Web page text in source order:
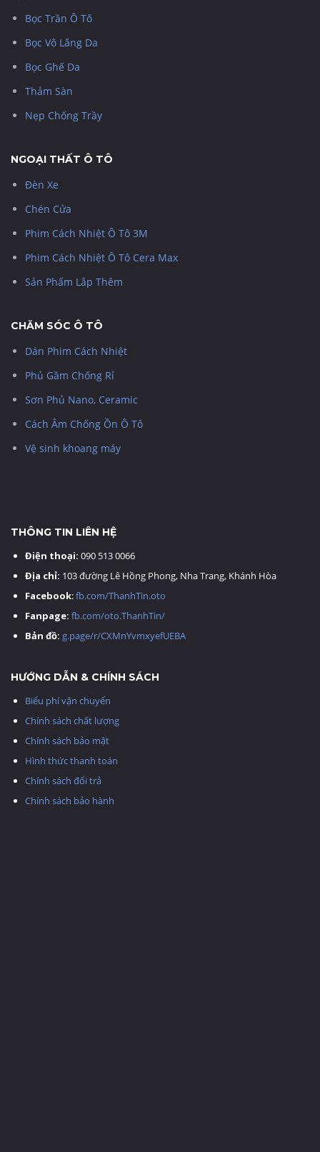
Bọc Trần Ô Tô
Bọc Vô Lăng Da
Bọc Ghế Da
Thảm Sàn
Nẹp Chống Trầy
NGOẠI THẤT Ô TÔ
Đèn Xe
Chén Cửa
Phim Cách Nhiệt Ô Tô 3M
Phim Cách Nhiệt Ô Tô Cera Max
Sản Phẩm Lắp Thêm
CHĂM SÓC Ô TÔ
Dán Phim Cách Nhiệt
Phủ Gầm Chống Rỉ
Sơn Phủ Nano, Ceramic
Cách Âm Chống Ồn Ô Tô
Vệ sinh khoang máy
THÔNG TIN LIÊN HỆ
Điện thoại: 090 513 0066
Địa chỉ: 103 đường Lê Hồng Phong, Nha Trang, Khánh Hòa
Facebook:fb.com/ThanhTin.oto
Fanpage: fb.com/oto.ThanhTin/
Bản đồ: g.page/r/CXMnYvmxyefUEBA
HƯỚNG DẪN & CHÍNH SÁCH
Biểu phí vận chuyển
Chính sách chất lượng
Chính sách bảo mật
Hình thức thanh toán
Chính sách đổi trả
Chính sách bảo hành